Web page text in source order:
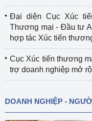
Đại diện Cục Xúc
Thương mại - Đầu tư
hợp tác Xúc tiến
Cục Xúc tiến thương
trợ doanh nghiệp mở
DOANH NGHIỆP -